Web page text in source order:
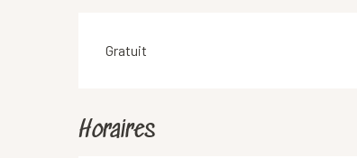
Gratuit
Horaires